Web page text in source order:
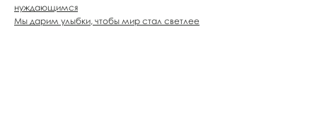
нуждающимся
Мы дарим улыбки, чтобы мир стал светлее